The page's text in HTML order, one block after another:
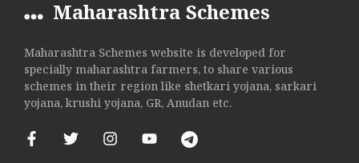
Maharashtra Schemes
Maharashtra Schemes website is developed for
specially maharashtra farmers, to share various
schemes in their region like shetkari yojana, sarkari
yojana, krushi yojana, GR, Anudan etc.